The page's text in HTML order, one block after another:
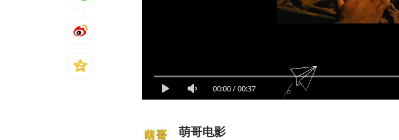
00:00/00:37
萌哥电影